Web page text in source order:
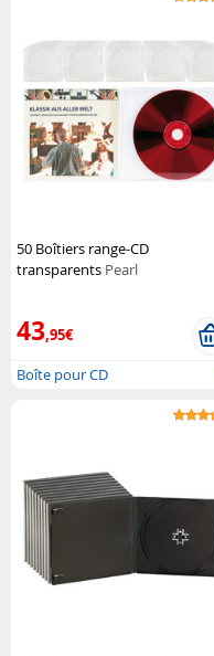
50 Boîtiers range-CD
transparents Pearl
43,95€
Boîte pour CD